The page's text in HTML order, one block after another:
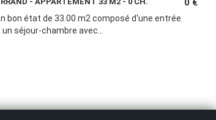
0 €
bon état de 33.00 m2 composé d'une entrée
séjour-chambre avec...